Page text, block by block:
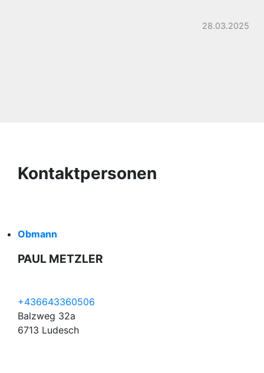
28.03.2025
Kontaktpersonen
Obmann
PAUL METZLER
+436643360506
Balzweg 32a
6713 Ludesch